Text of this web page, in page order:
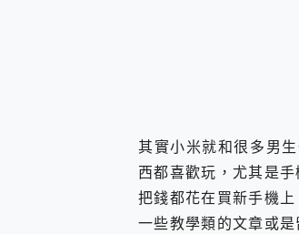
其實小米就和很多男
西都喜歡玩，尤其是
把錢都花在買新手機
一些教學類的文章或